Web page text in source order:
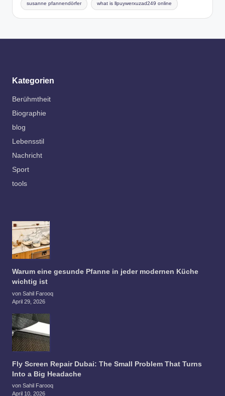
susanne pfannendörfer what is llpuywerxuzad249 online
Kategorien
Berühmtheit
Biographie
blog
Lebensstil
Nachricht
Sport
tools
Warum eine gesunde Pfanne in jeder modernen Küche
wichtig ist
von Sahil Farooq
April 29, 2026
Fly Screen Repair Dubai: The Small Problem That Turns
Into a Big Headache
von Sahil Farooq
April 10, 2026